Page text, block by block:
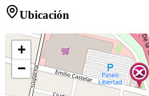
Ubicación
+
−